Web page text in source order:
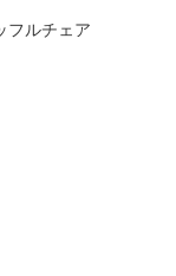
フルチェア